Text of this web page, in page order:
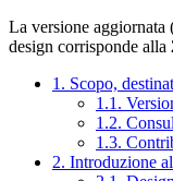
La versione aggiornata
design corrisponde alla
1. Scopo,
1.1.
1.2.
1.3.
2. Introduzione